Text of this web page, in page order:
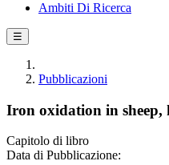
Ambiti Di Ricerca
☰
Pubblicazioni
Iron oxidation in sheep,
Capitolo di libro
Data di Pubblicazione: